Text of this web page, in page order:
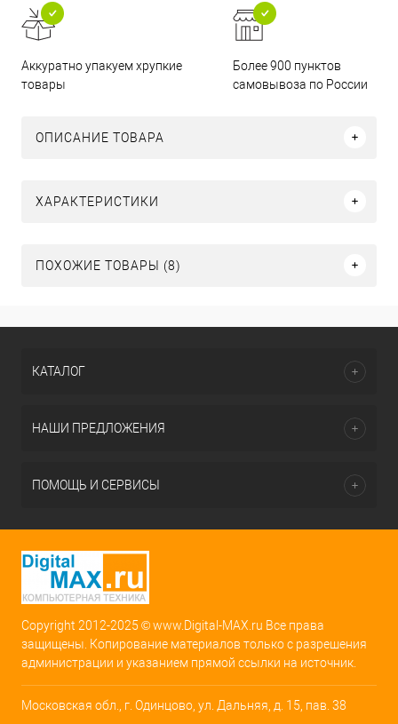
Аккуратно упакуем хрупкие
товары
Более 900 пунктов
самовывоза по России
ОПИСАНИЕ ТОВАРА
ХАРАКТЕРИСТИКИ
ПОХОЖИЕ ТОВАРЫ (8)
КАТАЛОГ
НАШИ ПРЕДЛОЖЕНИЯ
ПОМОЩЬ И СЕРВИСЫ
Copyright 2012-2025 © www.Digital-MAX.ru Все права
защищены. Копирование материалов только с разрешения
администрации и указанием прямой ссылки на источник.
Московская обл., г. Одинцово, ул. Дальняя, д. 15, пав. 38